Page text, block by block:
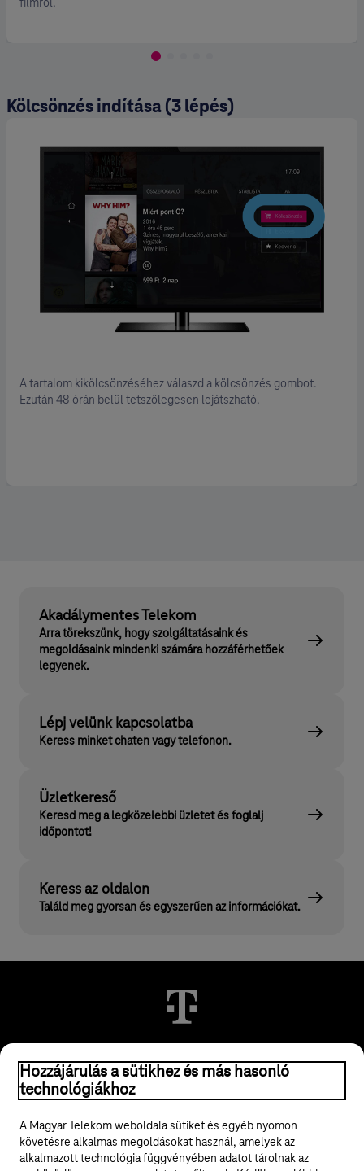
Kölcsönzés indítása (3 lépés)
A tartalom kikölcsönzéséhez válaszd a kölcsönzés gombot.
Ezután 48 órán belül tetszőlegesen lejátszható.
Akadálymentes Telekom
Arra törekszünk, hogy szolgáltatásaink és
megoldásaink mindenki számára hozzáférhetőek
legyenek.
Lépj velünk kapcsolatba
Keress minket chaten vagy telefonon.
Üzletkereső
Keresd meg a legközelebbi üzletet és foglalj
időpontot!
Keress az oldalon
Találd meg gyorsan és egyszerűen az információkat.
© 2026 Magyar Telekom Nyrt.
ÁSZF
Hozzájárulás a sütikhez és más hasonló
technológiákhoz
A Magyar Telekom weboldala sütiket és egyéb nyomon
követésre alkalmas megoldásokat használ, amelyek az
alkalmazott technológia függvényében adatot tárolnak az